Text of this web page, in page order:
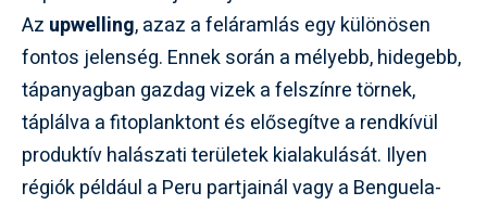
Az upwelling, azaz a feláramlás egy különösen
fontos jelenség. Ennek során a mélyebb, hidegebb,
tápanyagban gazdag vizek a felszínre törnek,
táplálva a fitoplanktont és elősegítve a rendkívül
produktív halászati területek kialakulását. Ilyen
régiók például a Peru partjainál vagy a Benguela-